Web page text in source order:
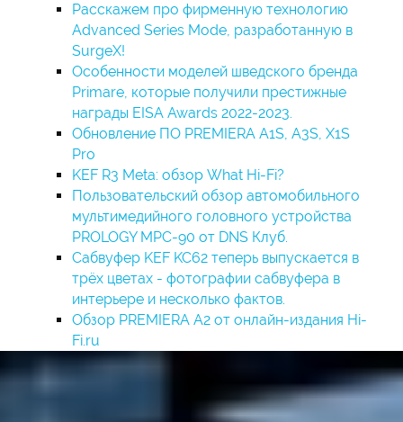
Расскажем про фирменную технологию
Advanced Series Modе, разработанную в
SurgeX!
Особенности моделей шведского бренда
Primare, которые получили престижные
награды EISA Awards 2022-2023.
Обновление ПО PREMIERA A1S, A3S, X1S
Pro
KEF R3 Meta: обзор What Hi-Fi?
Пользовательский обзор автомобильного
мультимедийного головного устройства
PROLOGY MPC-90 от DNS Клуб.
Сабвуфер KEF KC62 теперь выпускается в
трёх цветах - фотографии сабвуфера в
интерьере и несколько фактов.
Обзор PREMIERA A2 от онлайн-издания Hi-
Fi.ru